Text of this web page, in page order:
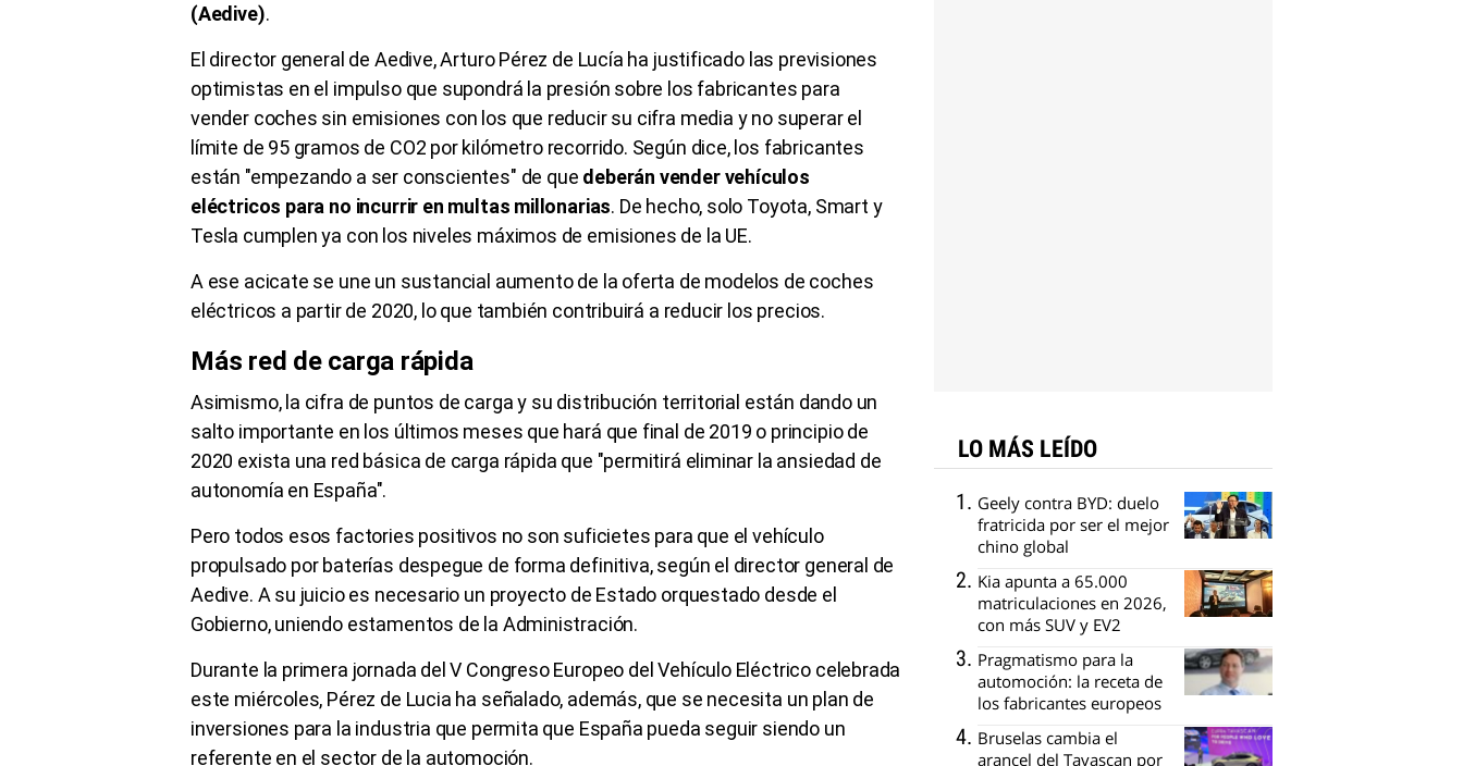
(Aedive).
El director general de Aedive, Arturo Pérez de Lucía ha justificado las previsiones
optimistas en el impulso que supondrá la presión sobre los fabricantes para
vender coches sin emisiones con los que reducir su cifra media y no superar el
límite de 95 gramos de CO2 por kilómetro recorrido. Según dice, los fabricantes
están "empezando a ser conscientes" de que deberán vender vehículos
eléctricos para no incurrir en multas millonarias. De hecho, solo Toyota, Smart y
Tesla cumplen ya con los niveles máximos de emisiones de la UE.
A ese acicate se une un sustancial aumento de la oferta de modelos de coches
eléctricos a partir de 2020, lo que también contribuirá a reducir los precios.
Más red de carga rápida
Asimismo, la cifra de puntos de carga y su distribución territorial están dando un
salto importante en los últimos meses que hará que final de 2019 o principio de
2020 exista una red básica de carga rápida que "permitirá eliminar la ansiedad de
autonomía en España".
Pero todos esos factories positivos no son suficietes para que el vehículo
propulsado por baterías despegue de forma definitiva, según el director general de
Aedive. A su juicio es necesario un proyecto de Estado orquestado desde el
Gobierno, uniendo estamentos de la Administración.
Durante la primera jornada del V Congreso Europeo del Vehículo Eléctrico celebrada
este miércoles, Pérez de Lucia ha señalado, además, que se necesita un plan de
inversiones para la industria que permita que España pueda seguir siendo un
referente en el sector de la automoción.
LO MÁS LEÍDO
Geely contra BYD: duelo
fratricida por ser el mejor
chino global
Kia apunta a 65.000
matriculaciones en 2026,
con más SUV y EV2
Pragmatismo para la
automoción: la receta de
los fabricantes europeos
Bruselas cambia el
arancel del Tavascan por